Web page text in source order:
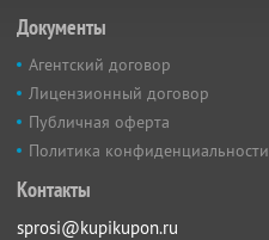
Документы
Агентский договор
Лицензионный договор
Публичная оферта
Политика конфиденциальности
Контакты
sprosi@kupikupon.ru